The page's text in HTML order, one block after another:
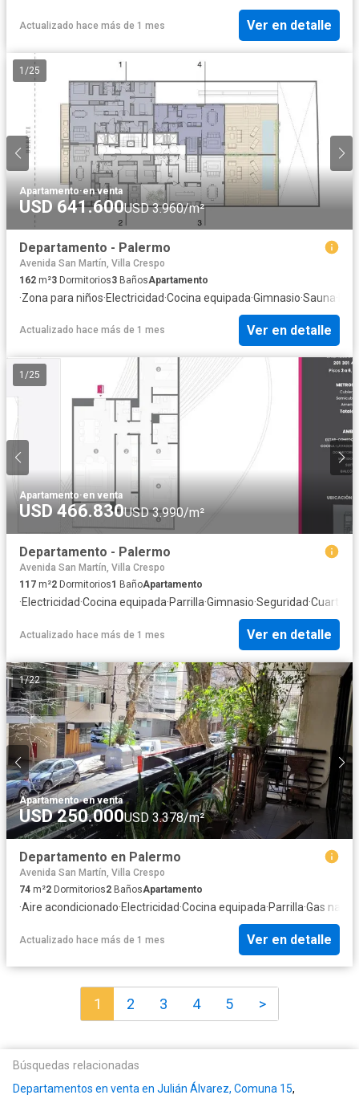
Actualizado hace más de 1 mes Ver en detalle
1 /25
Apartamento·en venta
USD 641.600USD 3.960/m²
Departamento - Palermo
Avenida San Martín, Villa Crespo
162 m²3 Dormitorios3 BañosApartamento
·Zona para niños·Electricidad·Cocina equipada·Gimnasio·Sauna
Actualizado hace más de 1 mes Ver en detalle
1 /25
Apartamento·en venta
USD 466.830USD 3.990/m²
Departamento - Palermo
Avenida San Martín, Villa Crespo
117 m²2 Dormitorios1 BañoApartamento
·Electricidad·Cocina equipada·Parrilla·Gimnasio·Seguridad·Cuarto
Actualizado hace más de 1 mes Ver en detalle
1/22
Apartamento·en venta
USD 250.000USD 3.378/m²
Departamento en Palermo
Avenida San Martín, Villa Crespo
74 m²2 Dormitorios2 BañosApartamento
·Aire acondicionado·Electricidad·Cocina equipada·Parrilla·Gas
Actualizado hace más de 1 mes Ver en detalle
1 2 3 4 5 >
Búsquedas relacionadas
Departamentos en venta en Julián Álvarez, Comuna 15,